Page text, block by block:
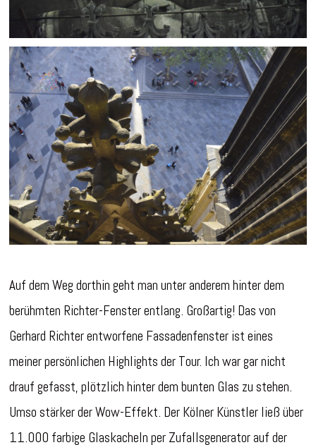
Auf dem Weg dorthin geht man unter anderem hinter dem
berühmten Richter-Fenster entlang. Großartig! Das von
Gerhard Richter entworfene Fassadenfenster ist eines
meiner persönlichen Highlights der Tour. Ich war gar nicht
drauf gefasst, plötzlich hinter dem bunten Glas zu stehen.
Umso stärker der Wow-Effekt. Der Kölner Künstler ließ über
11.000 farbige Glaskacheln per Zufallsgenerator auf der